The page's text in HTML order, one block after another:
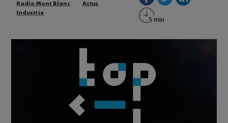
Radio Mont Blanc
Actus
Industrie